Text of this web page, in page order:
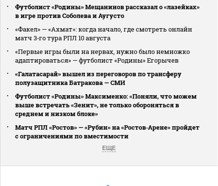
Футболист «Родины» Мещанинов рассказал о «лазейках»
в игре против Соболева и Аугусто
«Факел» — «Ахмат»: когда начало, где смотреть онлайн
матч 3‑го тура РПЛ 10 августа
«Первые игры были на нервах, нужно было немножко
адаптироваться» — футболист «Родины» Егорычев
«Галатасарай» вышел из переговоров по трансферу
полузащитника Батракова — СМИ
Футболист «Родины» Максименко: «Поняли, что можем
выше встречать «Зенит», не только обороняться в
среднем и низком блоке»
Матч РПЛ «Ростов» — «Рубин» на «Ростов‑Арене» пройдет
с ограничениями по вместимости
ЕЩЕ